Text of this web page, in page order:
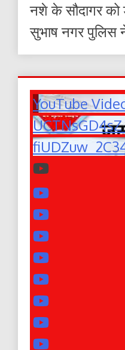
नशे के सौदागर को
सुभाष नगर पुलिस
YouTube